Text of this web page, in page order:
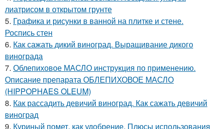
лиатрисом в открытом грунте
5. Графика и рисунки в ванной на плитке и стене.
Роспись стен
6. Как сажать дикий виноград. Выращивание дикого
винограда
7. Облепиховое МАСЛО инструкция по применению.
Описание препарата ОБЛЕПИХОВОЕ МАСЛО
(HIPPOPHAES OLEUM)
8. Как рассадить девичий виноград. Как сажать девичий
виноград
9. Куриный помет, как удобрение. Плюсы использования